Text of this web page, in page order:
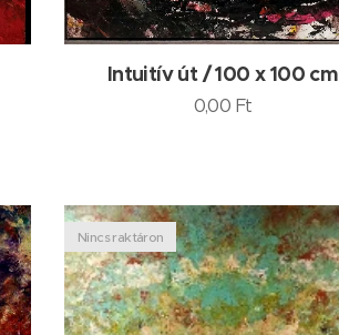
Intuitív út / 100 x 100 cm
0,00 Ft
Nincs raktáron